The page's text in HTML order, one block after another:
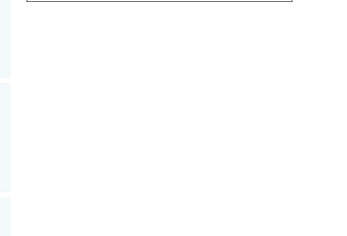
আগামী প্রজন্মের জন্য সুস্থ